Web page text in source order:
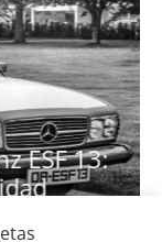
ESF 13: